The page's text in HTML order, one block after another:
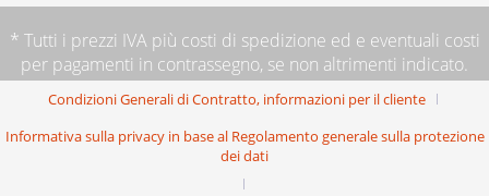
* Tutti i prezzi IVA più costi di spedizione ed e eventuali costi
per pagamenti in contrassegno, se non altrimenti indicato.
Condizioni Generali di Contratto, informazioni per il cliente
Informativa sulla privacy in base al Regolamento generale sulla protezione
dei dati